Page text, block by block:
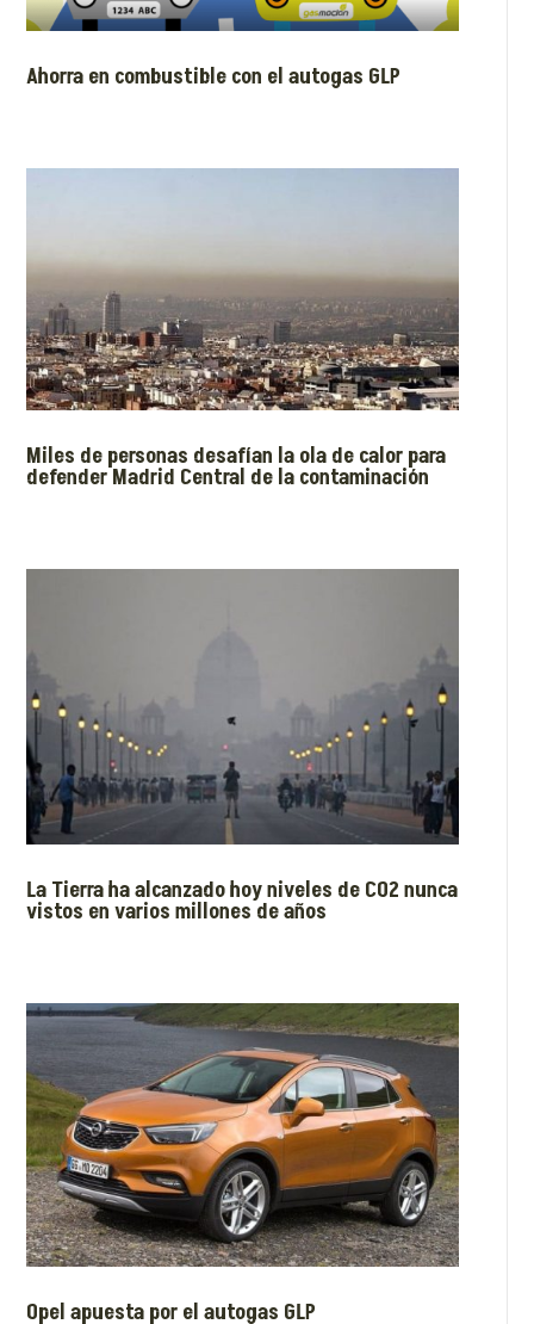
Ahorra en combustible con el autogas GLP
Miles de personas desafían la ola de calor para
defender Madrid Central de la contaminación
La Tierra ha alcanzado hoy niveles de CO2 nunca
vistos en varios millones de años
Opel apuesta por el autogas GLP